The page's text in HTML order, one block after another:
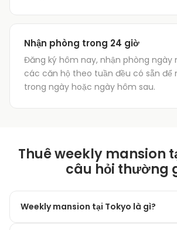
Nhận phòng trong 24 giờ
Đăng ký hôm nay, nhận phòng ngày
các căn hộ theo tuần đều có sẵn để
trong ngày hoặc ngày hôm sau.
Thuê weekly mansion
câu hỏi thường
Weekly mansion tại Tokyo là gì?